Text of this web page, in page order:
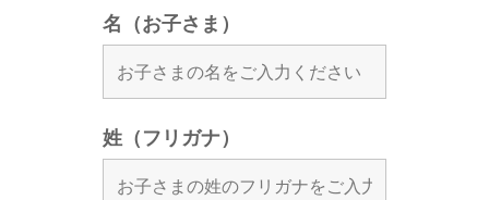
名（お子さま）
姓（フリガナ）